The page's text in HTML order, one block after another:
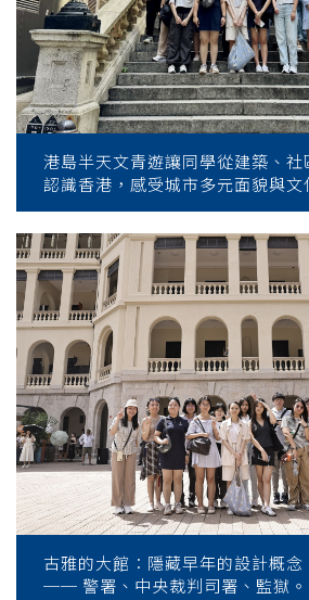
港島半天文青遊讓同學從建築、
認識香港，感受城市多元面貌與文
古雅的大館：隱藏早年的設計概念
── 警署、中央裁判司署、監獄。